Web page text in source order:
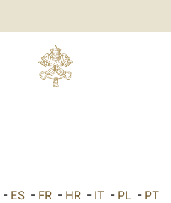
- ES- FR- HR- IT- PL- PT